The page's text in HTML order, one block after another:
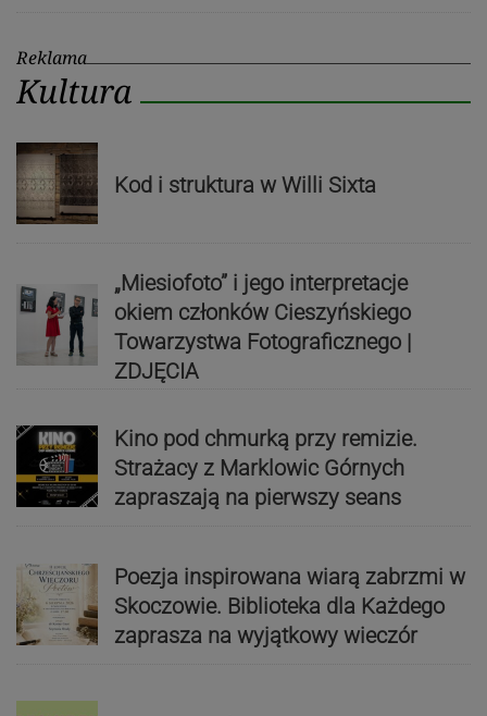
Reklama
Kultura
Kod i struktura w Willi Sixta
„Miesiofoto” i jego interpretacje
okiem członków Cieszyńskiego
Towarzystwa Fotograficznego |
ZDJĘCIA
Kino pod chmurką przy remizie.
Strażacy z Marklowic Górnych
zapraszają na pierwszy seans
Poezja inspirowana wiarą zabrzmi w
Skoczowie. Biblioteka dla Każdego
zaprasza na wyjątkowy wieczór